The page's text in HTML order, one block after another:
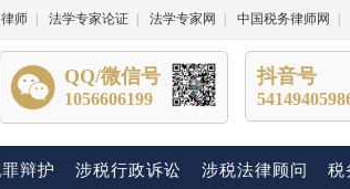
师 法学专家论证 法学专家网 中国税务律师网
QQ/微信号
1056606199
抖音号
辩护 涉税行政诉讼 涉税法律顾问 税